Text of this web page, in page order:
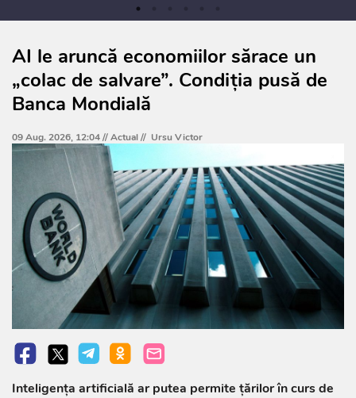
AI le aruncă economiilor sărace un
„colac de salvare”. Condiția pusă de
Banca Mondială
09 Aug. 2026, 12:04 //Actual// Ursu Victor
Inteligența artificială ar putea permite țărilor în curs de